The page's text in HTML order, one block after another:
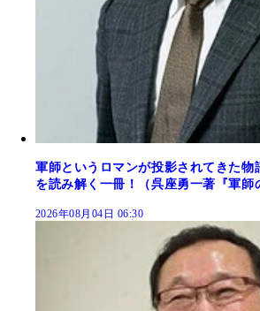
軍師というロマンが投影されてきた物
を読み解く一冊！（呉座勇一著『軍師
2026年08月04日 06:30